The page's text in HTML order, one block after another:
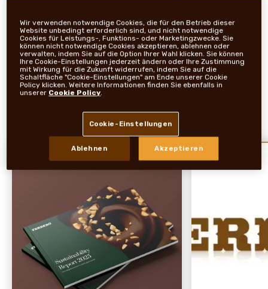
zum Eisbecher
Aktuelle Ferrero Umfrage zum Eiscreme-Tag am
19. Juli zeigt: Eis gehört für viele fest zum
Sommer – und der Becher ist die beliebteste
Eisform
Wir verwenden notwendige Cookies, die für den Betrieb dieser
Website unbedingt erforderlich sind, und nicht notwendige
Cookies für Leistungs-, Funktions- oder Marketingzwecke. Sie
können nicht notwendige Cookies akzeptieren, ablehnen oder
verwalten, indem Sie auf die Option Ihrer Wahl klicken. Sie können
Ihre Cookie-Einstellungen jederzeit ändern oder Ihre Zustimmung
mit Wirkung für die Zukunft widerrufen, indem Sie auf die
Schaltfläche "Cookie-Einstellungen" am Ende unserer Cookie
Policy klicken. Weitere Informationen finden Sie ebenfalls in
unserer Cookie Policy.
Cookie-Einstellungen
Ablehnen Akzeptieren